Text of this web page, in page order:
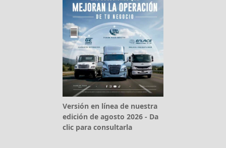
Versión en línea de nuestra
edición de agosto 2026 - Da
clic para consultarla